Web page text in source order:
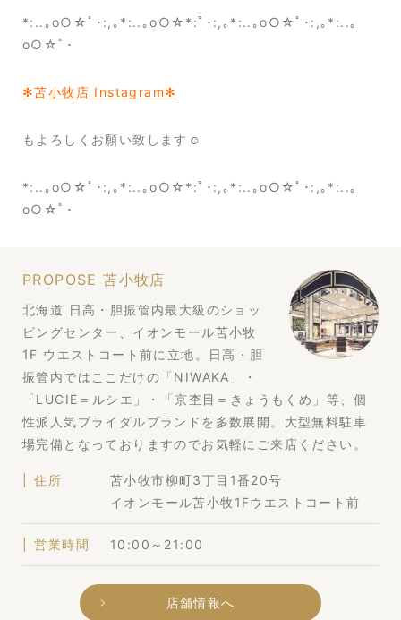
*:..｡o○☆ﾟ･:,｡*:..｡o○☆*:ﾟ･:,｡*:..｡o○☆ﾟ･:,｡*:..｡
o○☆ﾟ･
✻苫小牧店 Instagram✻
もよろしくお願い致します☺
*:..｡o○☆ﾟ･:,｡*:..｡o○☆*:ﾟ･:,｡*:..｡o○☆ﾟ･:,｡*:..｡
o○☆ﾟ･
PROPOSE 苫小牧店
北海道 日高・胆振管内最大級のショッ
ピングセンター、イオンモール苫小牧
1F ウエストコート前に立地。日高・胆
振管内ではここだけの「NIWAKA」・
「LUCIE＝ルシエ」・「京杢目＝きょうもくめ」等、個
性派人気ブライダルブランドを多数展開。大型無料駐車
場完備となっておりますのでお気軽にご来店ください。
住所
苫小牧市柳町3丁目1番20号
イオンモール苫小牧1Fウエストコート前
営業時間 10:00～21:00
店舗情報へ